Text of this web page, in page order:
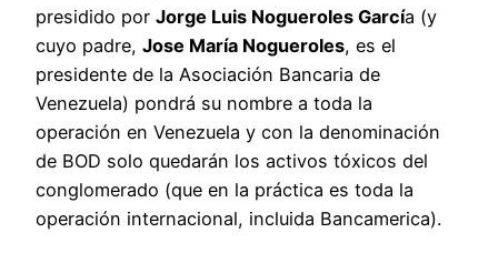
presidido por Jorge Luis Nogueroles García (y
cuyo padre, Jose María Nogueroles, es el
presidente de la Asociación Bancaria de
Venezuela) pondrá su nombre a toda la
operación en Venezuela y con la denominación
de BOD solo quedarán los activos tóxicos del
conglomerado (que en la práctica es toda la
operación internacional, incluida Bancamerica).